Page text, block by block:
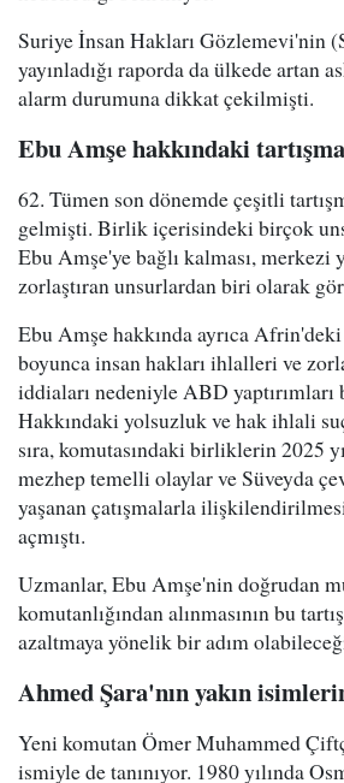
Suriye İnsan Hakları Gözlemevi'nin
yayınladığı raporda da ülkede artan
alarm durumuna dikkat çekilmişti.
Ebu Amşe hakkındaki
62. Tümen son dönemde çeşitli
gelmişti. Birlik içerisindeki birçok
Ebu Amşe'ye bağlı kalması,
zorlaştıran unsurlardan biri olarak
Ebu Amşe hakkında ayrıca
boyunca insan hakları ihlalleri ve
iddiaları nedeniyle ABD yaptırımları
Hakkındaki yolsuzluk ve hak ihlali
sıra, komutasındaki birliklerin 2025
mezhep temelli olaylar ve Süveyda
yaşanan çatışmalarla
açmıştı.
Uzmanlar, Ebu Amşe'nin doğrudan
komutanlığından alınmasının bu
azaltmaya yönelik bir adım
Ahmed Şara'nın yakın
Yeni komutan Ömer Muhammed
ismiyle de tanınıyor. 1980 yılında